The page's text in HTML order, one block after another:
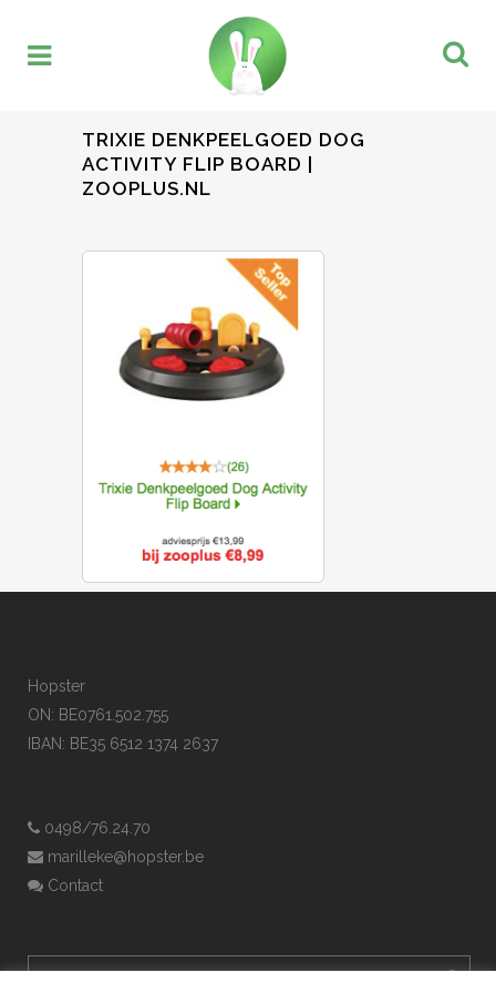
TRIXIE DENKPEELGOED DOG
ACTIVITY FLIP BOARD |
ZOOPLUS.NL
Hopster
ON: BE0761.502.755
IBAN: BE35 6512 1374 2637
0498/76.24.70
marilleke@hopster.be
Contact